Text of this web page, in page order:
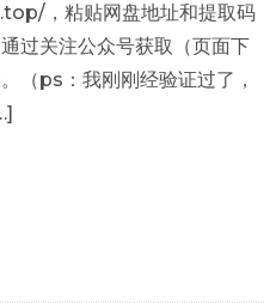
，粘贴网盘地址和提取码
过关注公众号获取（页面下
（ps：我刚刚经验证过了，